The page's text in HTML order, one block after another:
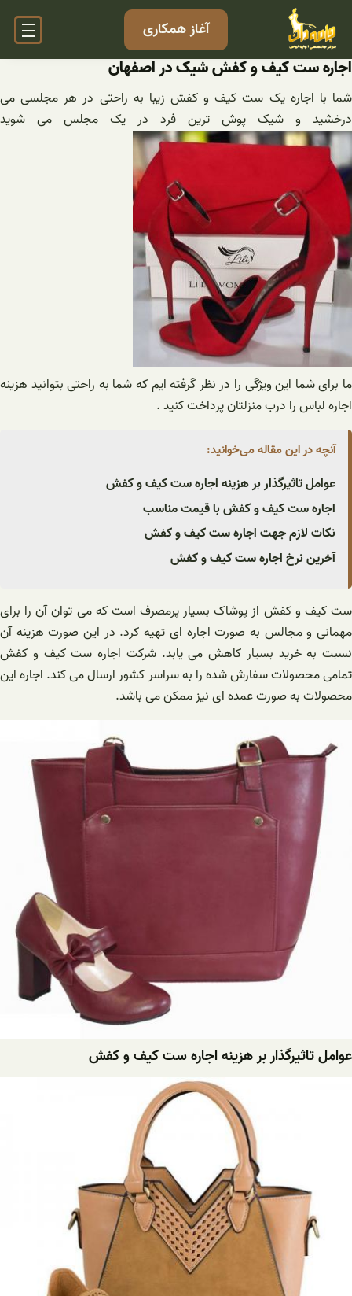
محتوا
آغاز همکاری
اجاره ست کیف و کفش شیک در اصفهان
شما با اجاره یک ست کیف و کفش زیبا به راحتی در هر مجلسی می
درخشید و شیک پوش ترین فرد در یک مجلس می شوید
ما برای شما این ویژگی را در نظر گرفته ایم که شما به راحتی بتوانید هزینه
اجاره لباس را درب منزلتان پرداخت کنید .
آنچه در این مقاله می‌خوانید:
عوامل تاثیرگذار بر هزینه اجاره ست کیف و کفش
اجاره ست کیف و کفش با قیمت مناسب
نکات لازم جهت اجاره ست کیف و کفش
آخرین نرخ اجاره ست کیف و کفش
ست کیف و کفش از پوشاک بسیار پرمصرف است که می توان آن را برای
مهمانی و مجالس به صورت اجاره ای تهیه کرد. در این صورت هزینه آن
نسبت به خرید بسیار کاهش می یابد. شرکت اجاره ست کیف و کفش
تمامی محصولات سفارش شده را به سراسر کشور ارسال می کند. اجاره این
محصولات به صورت عمده ای نیز ممکن می باشد.
عوامل تاثیرگذار بر هزینه اجاره ست کیف و کفش